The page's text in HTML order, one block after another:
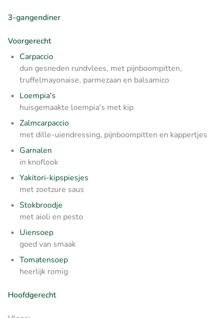
3-gangendiner
Voorgerecht
Carpaccio
dun gesneden rundvlees, met pijnboompitten,
truffelmayonaise, parmezaan en balsamico
Loempia's
huisgemaakte loempia's met kip
Zalmcarpaccio
met dille-uiendressing, pijnboompitten en kappertjes
Garnalen
in knoflook
Yakitori-kipspiesjes
met zoetzure saus
Stokbroodje
met aioli en pesto
Uiensoep
goed van smaak
Tomatensoep
heerlijk romig
Hoofdgerecht